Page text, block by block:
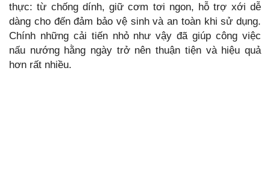
thực: từ chống dính, giữ cơm tơi ngon, hỗ trợ xới dễ
dàng cho đến đảm bảo vệ sinh và an toàn khi sử dụng.
Chính những cải tiến nhỏ như vậy đã giúp công việc
nấu nướng hằng ngày trở nên thuận tiện và hiệu quả
hơn rất nhiều.